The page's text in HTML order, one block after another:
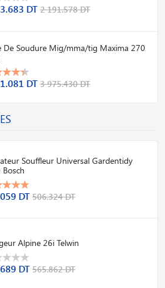
DT 2 191.578 DT
De Soudure Mig/mma/tig Maxima 270
DT 3 975.430 DT
Souffleur Universal Gardentidy
DT 506.324 DT
Alpine 26i Telwin
DT 565.862 DT